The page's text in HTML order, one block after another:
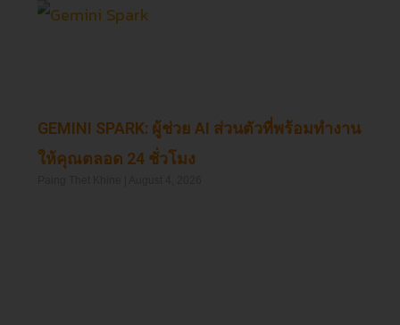
GEMINI SPARK: ผู้ช่วย AI ส่วนตัวที่พร้อมทำงาน
ให้คุณตลอด 24 ชั่วโมง